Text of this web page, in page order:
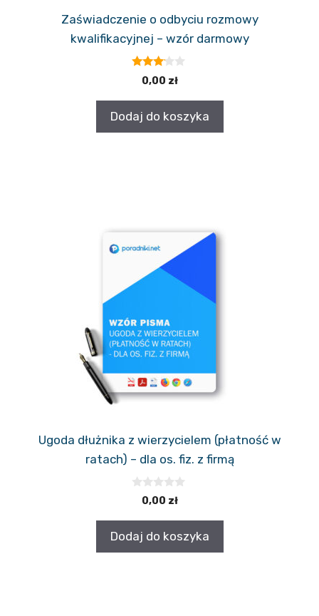
Zaświadczenie o odbyciu rozmowy
kwalifikacyjnej – wzór darmowy
3.00
z 5
0,00 zł
Dodaj do koszyka
Ugoda dłużnika z wierzycielem (płatność w
ratach) – dla os. fiz. z firmą
0,00 zł
Dodaj do koszyka